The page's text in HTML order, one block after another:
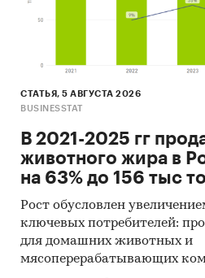
СТАТЬЯ, 5 АВГУСТА 2026
BUSINESSTAT
В 2021-2025 гг
животного жира в
на 63% до 156 тыс
Рост обусловлен
ключевых потребителей:
для домашних животных и
мясоперерабатывающих